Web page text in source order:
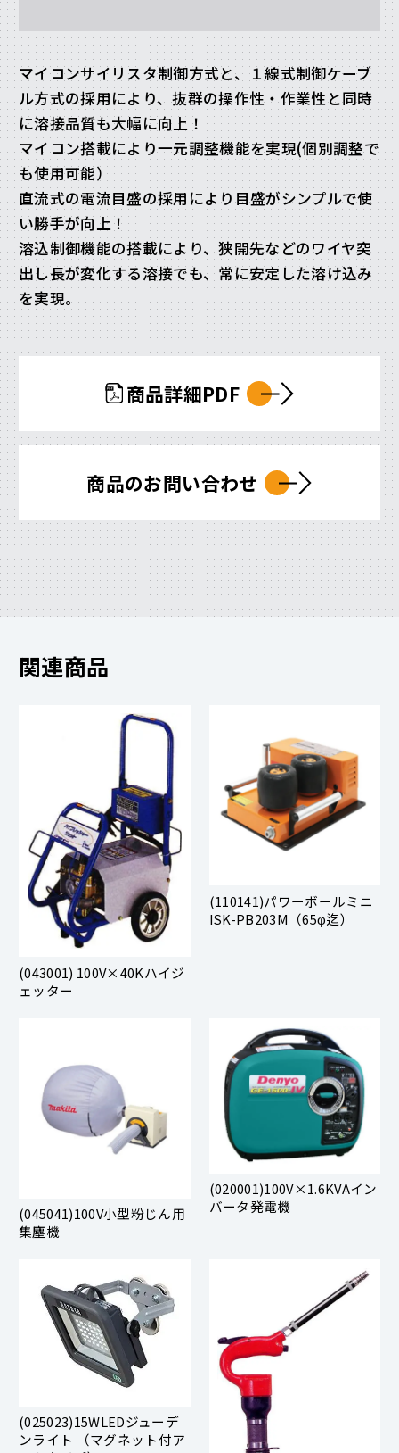
マイコンサイリスタ制御方式と、１線式制御ケーブ
ル方式の採用により、抜群の操作性・作業性と同時
に溶接品質も大幅に向上！
マイコン搭載により一元調整機能を実現(個別調整で
も使用可能）
直流式の電流目盛の採用により目盛がシンプルで使
い勝手が向上！
溶込制御機能の搭載により、狭開先などのワイヤ突
出し長が変化する溶接でも、常に安定した溶け込み
を実現。
商品詳細PDF
商品のお問い合わせ
関連商品
(043001) 100V×40Kハイジ
ェッター
(110141)パワーボールミニ
ISK-PB203M（65φ迄）
(045041)100V小型粉じん用
集塵機
(020001)100V×1.6KVAイン
バータ発電機
(025023)15WLEDジューデ
ンライト （マグネット付ア